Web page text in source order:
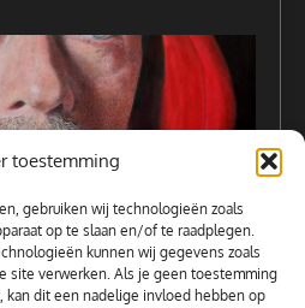
toestemming
gebruiken wij technologieën zoals
op te slaan en/of te raadplegen.
kunnen wij gegevens zoals
site verwerken. Als je geen toestemming
dit een nadelige invloed hebben op